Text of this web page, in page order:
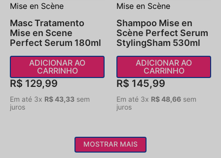
Mise en Scène
Masc Tratamento
Mise en Scene
Perfect Serum 180ml
ADICIONAR AO
CARRINHO
R$ 129,99
Em até 3x R$43,33 sem
juros
Mise en Scène
Shampoo Mise en
Scène Perfect Serum
StylingSham 530ml
ADICIONAR AO
CARRINHO
R$ 145,99
Em até 3x R$48,66 sem
juros
MOSTRAR MAIS